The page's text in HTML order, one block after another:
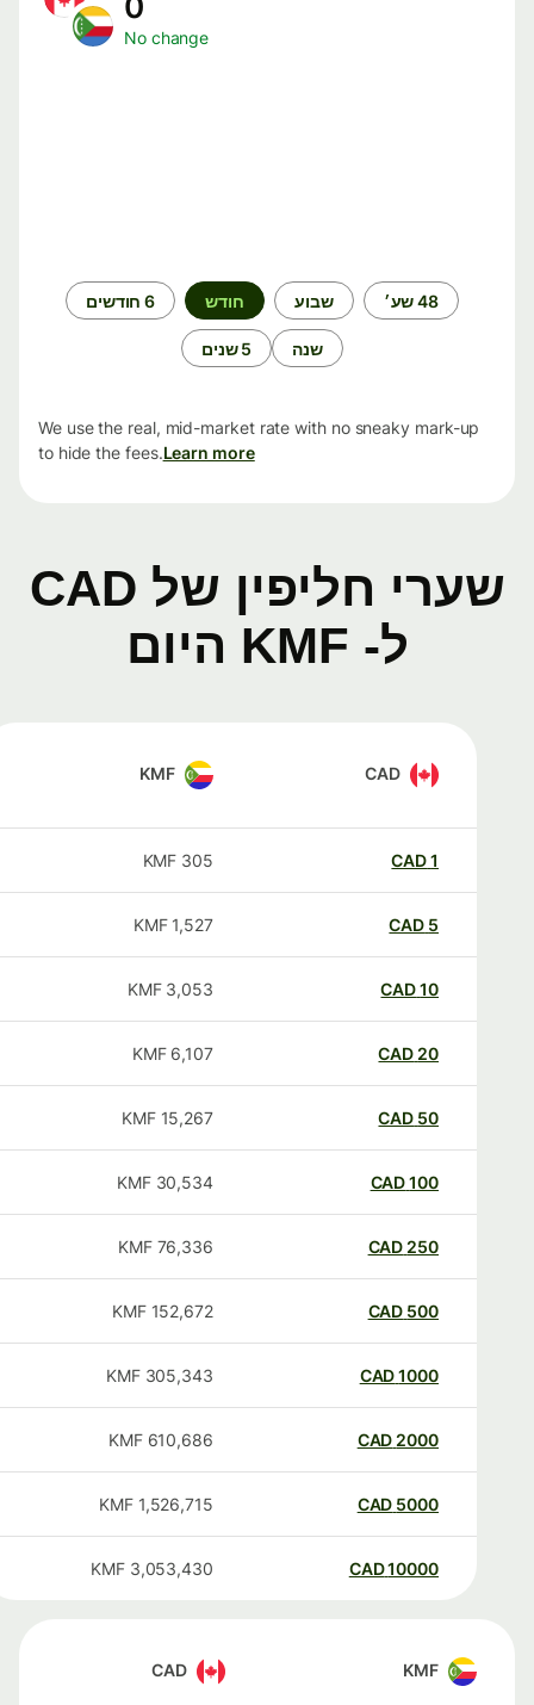
No change
48 שע׳ שבוע חודש 6 חודשים
שנה 5 שנים
We use the real, mid-market rate with no sneaky mark-up
to hide the fees.Learn more
שערי חליפין של CAD
ל- KMF היום
CAD
KMF
CAD
305
KMF
CAD
1,527
KMF
CAD
3,053
KMF
20
CAD
6,107
KMF
50
CAD
15,267
KMF
100
CAD
30,534
KMF
250
CAD
76,336
KMF
500
CAD
152,672
KMF
1000
CAD
305,343
KMF
2000
CAD
610,686
KMF
5000
CAD
1,526,715
KMF
10000
CAD
3,053,430
KMF
KMF
CAD